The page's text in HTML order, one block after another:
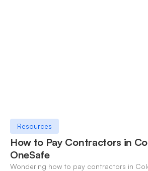
Resources
How to Pay Contractors in
OneSafe
Wondering how to pay contractors in